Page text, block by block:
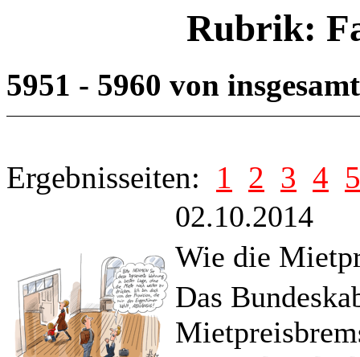
Rubrik:
5951 - 5960 von
Ergebnisseiten: 1 2 3 4 5
02.10.2014
Wie die
Das